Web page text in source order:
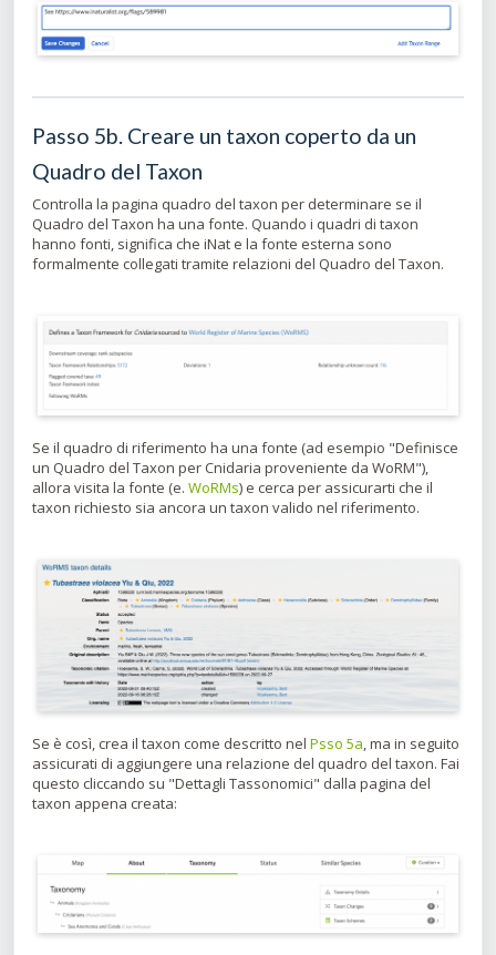
Passo 5b. Creare un taxon coperto da un
Quadro del Taxon
Controlla la pagina quadro del taxon per determinare se il
Quadro del Taxon ha una fonte. Quando i quadri di taxon
hanno fonti, significa che iNat e la fonte esterna sono
formalmente collegati tramite relazioni del Quadro del Taxon.
Se il quadro di riferimento ha una fonte (ad esempio "Definisce
un Quadro del Taxon per Cnidaria proveniente da WoRM"),
allora visita la fonte (e. WoRMs) e cerca per assicurarti che il
taxon richiesto sia ancora un taxon valido nel riferimento.
Se è così, crea il taxon come descritto nel Psso 5a, ma in seguito
assicurati di aggiungere una relazione del quadro del taxon. Fai
questo cliccando su "Dettagli Tassonomici" dalla pagina del
taxon appena creata: